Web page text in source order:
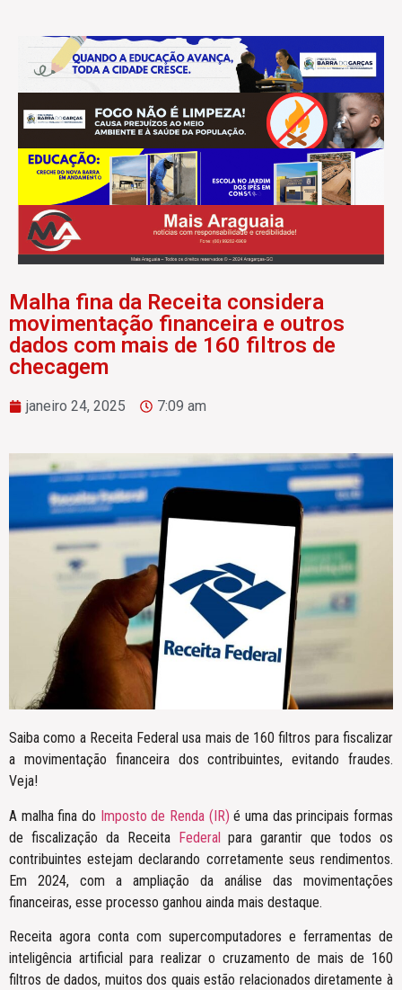
Malha fina da Receita considera
movimentação financeira e outros
dados com mais de 160 filtros de
checagem
janeiro 24, 2025 7:09 am
Saiba como a Receita Federal usa mais de 160 filtros para fiscalizar
a movimentação financeira dos contribuintes, evitando fraudes.
Veja!
A malha fina do Imposto de Renda (IR) é uma das principais formas
de fiscalização da Receita Federal para garantir que todos os
contribuintes estejam declarando corretamente seus rendimentos.
Em 2024, com a ampliação da análise das movimentações
financeiras, esse processo ganhou ainda mais destaque.
Receita agora conta com supercomputadores e ferramentas de
inteligência artificial para realizar o cruzamento de mais de 160
filtros de dados, muitos dos quais estão relacionados diretamente à